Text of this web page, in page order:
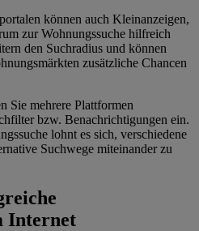
können auch Kleinanzeigen,
zur Wohnungssuche hilfreich
den Suchradius und können
zusätzliche Chancen
Sie mehrere Plattformen
bzw. Benachrichtigungen ein.
lohnt es sich, verschiedene
Suchwege miteinander zu
Internet